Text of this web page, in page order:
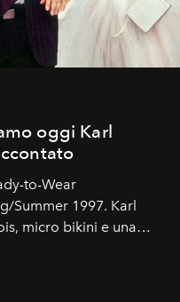
oggi Karl
to-Wear
Summer 1997. Karl
micro bikini e una
l'altra. Trent'anni dopo,